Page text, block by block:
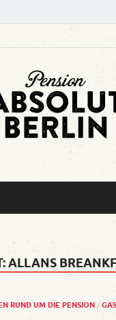
ALLANS
RUND UM DIE PENSION /